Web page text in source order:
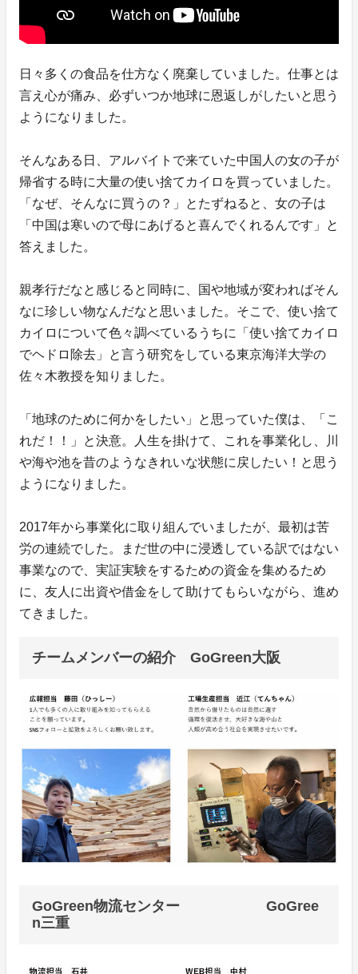
日々多くの食品を仕方なく廃棄していました。仕事とは
言え心が痛み、必ずいつか地球に恩返しがしたいと思う
ようになりました。
そんなある日、アルバイトで来ていた中国人の女の子が
帰省する時に大量の使い捨てカイロを買っていました。
「なぜ、そんなに買うの？」とたずねると、女の子は
「中国は寒いので母にあげると喜んでくれるんです」と
答えました。
親孝行だなと感じると同時に、国や地域が変わればそん
なに珍しい物なんだなと思いました。そこで、使い捨て
カイロについて色々調べているうちに「使い捨てカイロ
でヘドロ除去」と言う研究をしている東京海洋大学の
佐々木教授を知りました。
「地球のために何かをしたい」と思っていた僕は、「こ
れだ！！」と決意。人生を掛けて、これを事業化し、川
や海や池を昔のようなきれいな状態に戻したい！と思う
ようになりました。
2017年から事業化に取り組んでいましたが、最初は苦
労の連続でした。まだ世の中に浸透している訳ではない
事業なので、実証実験をするための資金を集めるため
に、友人に出資や借金をして助けてもらいながら、進め
てきました。
チームメンバーの紹介 GoGreen大阪
GoGreen物流センター GoGree
n三重